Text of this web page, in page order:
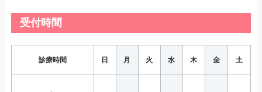
受付時間
診療時間 日 月 火 水 木 金 土